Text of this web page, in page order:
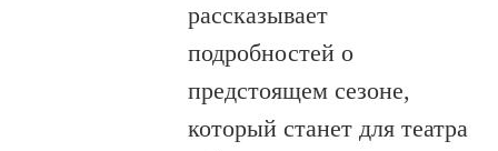
рассказывает
подробностей о
предстоящем сезоне,
который станет для театра